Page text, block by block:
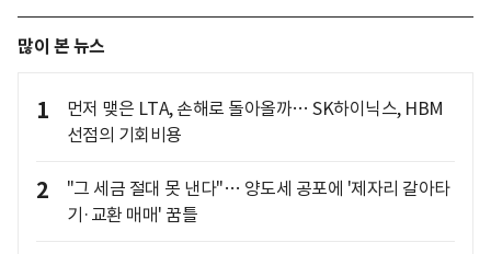
많이 본 뉴스
1
먼저 맺은 LTA, 손해로 돌아올까… SK하이닉스, HBM
선점의 기회비용
2
"그 세금 절대 못 낸다"… 양도세 공포에 '제자리 갈아타
기·교환 매매' 꿈틀